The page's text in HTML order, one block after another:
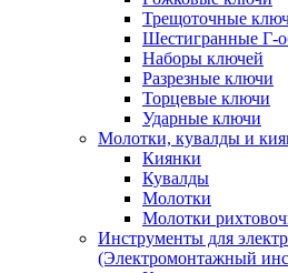
Трещоточные
Шестигранные Г-
Наборы ключей
Разрезные ключи
Торцевые ключи
Ударные ключи
Молотки, кувалды и
Киянки
Кувалды
Молотки
Молотки
Инструменты для
(Электромонтажный